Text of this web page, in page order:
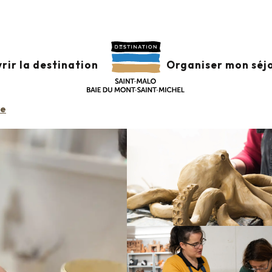
la destination Organiser mon